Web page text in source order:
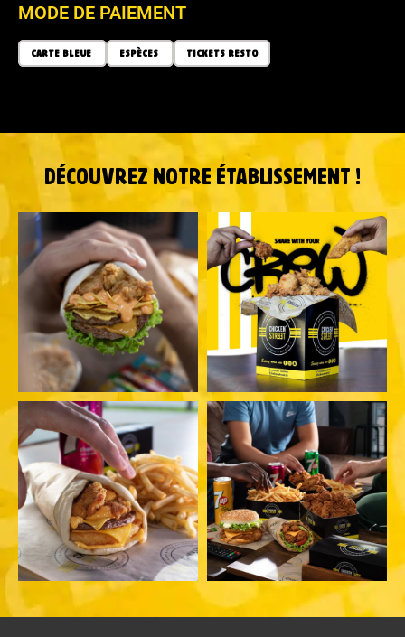
MODE DE PAIEMENT
CARTE BLEUE ESPÈCES TICKETS RESTO
DÉCOUVREZ NOTRE ÉTABLISSEMENT !